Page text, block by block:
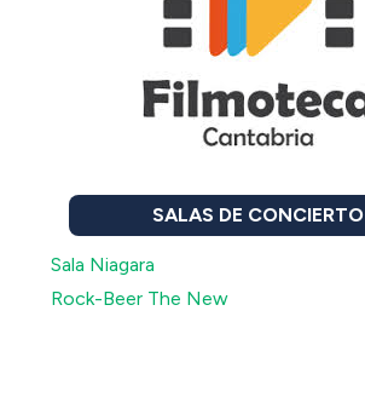
SALAS DE CONCIERTO
Sala Niagara
Rock-Beer The New